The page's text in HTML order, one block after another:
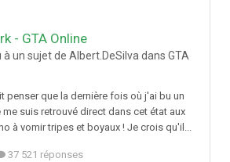
- GTA Online
à un sujet de Albert.DeSilva dans GTA
penser que la dernière fois où j'ai bu un
suis retrouvé direct dans cet état aux
à vomir tripes et boyaux ! Je crois qu'il...
37 521 réponses